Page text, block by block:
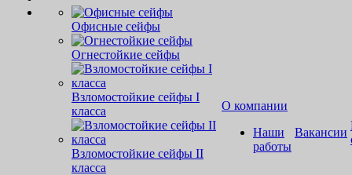
Офисные сейфы
Огнестойкие сейфы
Взломостойкие сейфы I
класса
Взломостойкие сейфы II
класса
О компании
Наши
работы
Вакансии